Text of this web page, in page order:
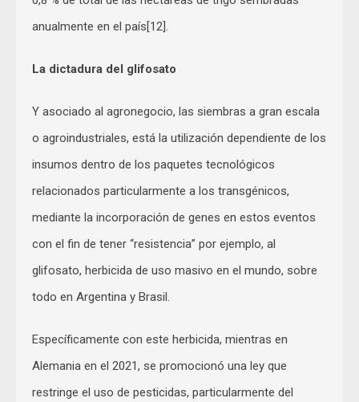
anualmente en el país[12].
La dictadura del glifosato
Y asociado al agronegocio, las siembras a gran escala
o agroindustriales, está la utilización dependiente de los
insumos dentro de los paquetes tecnológicos
relacionados particularmente a los transgénicos,
mediante la incorporación de genes en estos eventos
con el fin de tener “resistencia” por ejemplo, al
glifosato, herbicida de uso masivo en el mundo, sobre
todo en Argentina y Brasil.
Específicamente con este herbicida, mientras en
Alemania en el 2021, se promocionó una ley que
restringe el uso de pesticidas, particularmente del